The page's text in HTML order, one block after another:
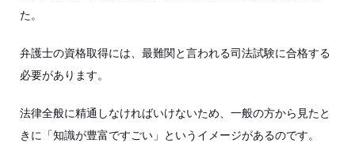
た。
弁護士の資格取得には、最難関と言われる司法試験に合格する
必要があります。
法律全般に精通しなければいけないため、一般の方から見たと
きに「知識が豊富ですごい」というイメージがあるのです。